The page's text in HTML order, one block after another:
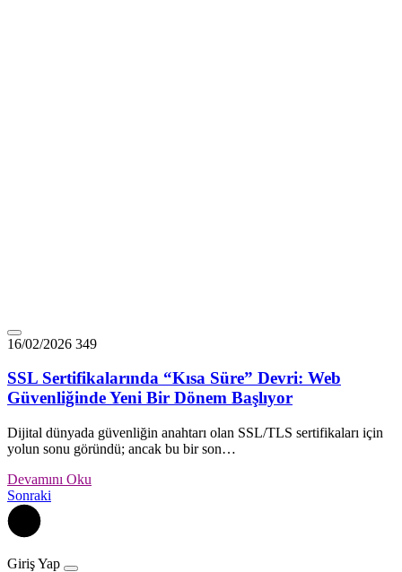
16/02/2026 349
SSL Sertifikalarında “Kısa Süre” Devri: Web
Güvenliğinde Yeni Bir Dönem Başlıyor
Dijital dünyada güvenliğin anahtarı olan SSL/TLS sertifikaları için
yolun sonu göründü; ancak bu bir son…
Devamını Oku
Sonraki
Giriş Yap